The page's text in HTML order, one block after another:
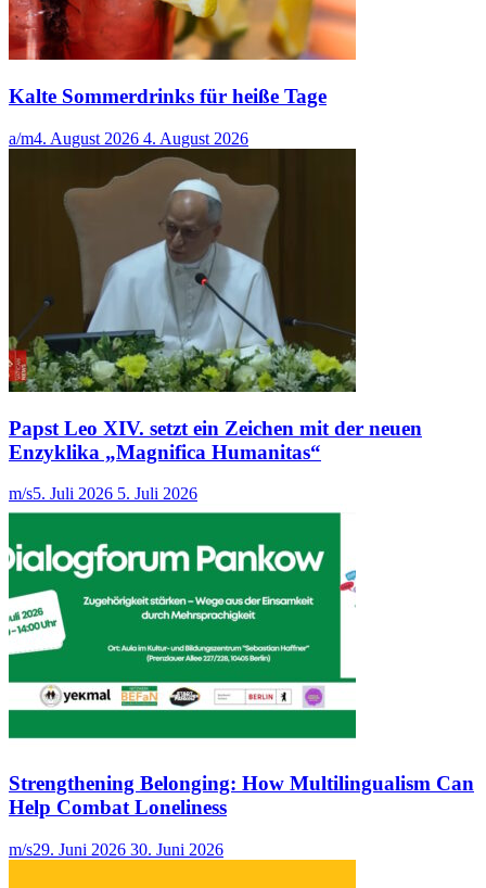
Kalte Sommerdrinks für heiße Tage
a/m4. August 2026 4. August 2026
Papst Leo XIV. setzt ein Zeichen mit der neuen
Enzyklika „Magnifica Humanitas“
m/s5. Juli 2026 5. Juli 2026
Strengthening Belonging: How Multilingualism Can
Help Combat Loneliness
m/s29. Juni 2026 30. Juni 2026